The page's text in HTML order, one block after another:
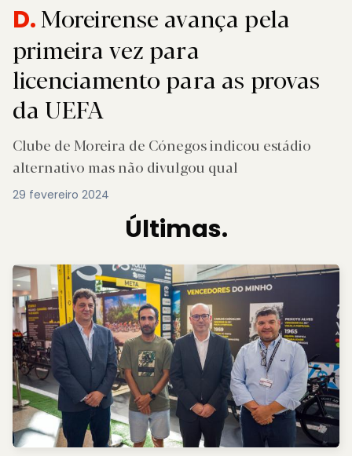
D.Moreirense avança pela
primeira vez para
licenciamento para as provas
da UEFA
Clube de Moreira de Cónegos indicou estádio
alternativo mas não divulgou qual
29 fevereiro 2024
Últimas.